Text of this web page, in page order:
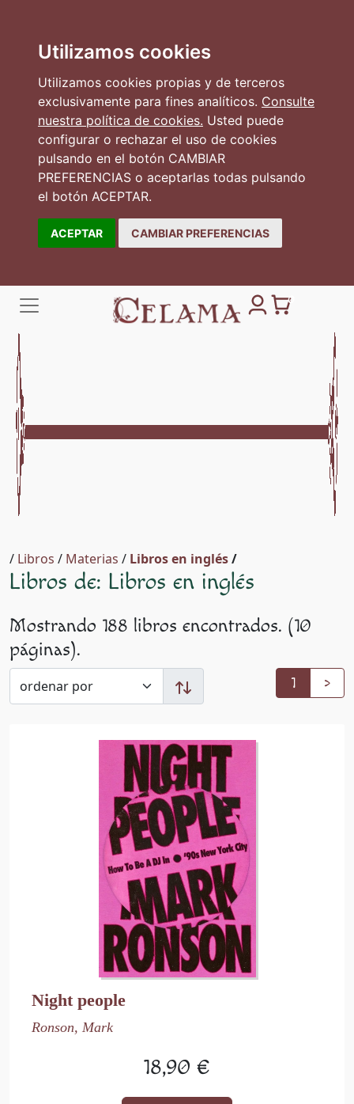
Utilizamos cookies
Utilizamos cookies propias y de terceros
exclusivamente para fines analíticos. Consulte
nuestra política de cookies. Usted puede
configurar o rechazar el uso de cookies
pulsando en el botón CAMBIAR
PREFERENCIAS o aceptarlas todas pulsando
el botón ACEPTAR.
ACEPTAR CAMBIAR PREFERENCIAS
0
/ Libros / Materias / Libros en inglés/
Libros de: Libros en inglés
Mostrando 188 libros encontrados. (10
páginas).
1 >
Night people
Ronson, Mark
18,90 €